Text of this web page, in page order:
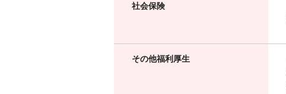
社会保険
その他福利厚生